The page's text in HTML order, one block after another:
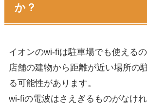
か？
イオンのwi-fiは駐車場でも使える
店舗の建物から距離が近い場所の
る可能性があります。
wi-fiの電波はさえぎるものがなけ